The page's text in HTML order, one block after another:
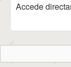
Accede